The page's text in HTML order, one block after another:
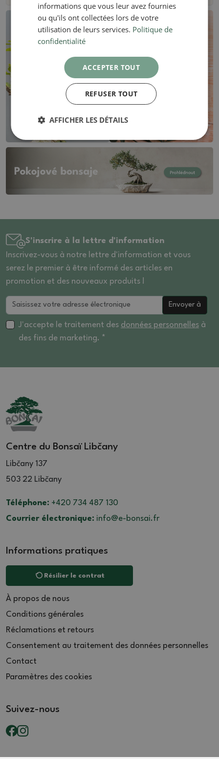
S'inscrire à la lettre d'information
Inscrivez-vous à notre lettre d'information et vous
serez le premier à être informé des articles en
promotion et des nouveaux produits !
Envoyer à
J'accepte le traitement des données personnelles à
des fins de marketing. *
Centre du Bonsaï Libčany
Libčany 137
503 22 Libčany
Téléphone: +420 734 487 130
Courrier électronique: info@e-bonsai.fr
Informations pratiques
Résilier le contrat
À propos de nous
Conditions générales
Réclamations et retours
Consentement au traitement des données personnelles
Contact
Paramètres des cookies
Suivez-nous
informations que vous leur avez fournies
ou qu'ils ont collectées lors de votre
utilisation de leurs services. Politique de
confidentialité
ACCEPTER TOUT
REFUSER TOUT
AFFICHER LES DÉTAILS